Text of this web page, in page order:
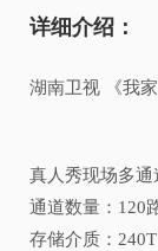
详细介绍：
湖南卫视 《我
真人秀现场多通
通道数量：120
存储介质：